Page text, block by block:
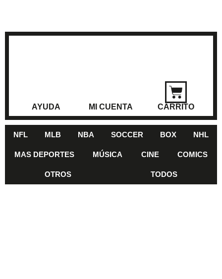
AYUDA MI CUENTA CARRITO
NFL MLB NBA SOCCER BOX NHL
MAS DEPORTES MÚSICA CINE COMICS
OTROS TODOS